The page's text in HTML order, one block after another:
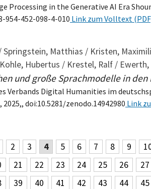
Processing in the Generative AI Era
954-452-098-4-010 Link zum Volltext
Springstein, Matthias / Kristen,
Hubertus / Krestel, Ralf / Ewerth,
und große Sprachmodelle in
Verbands Digital Humanities im
2025,, doi:10.5281/zenodo.14942980 Link
2 3 4 5 6 7 8 9
21 22 23 24 25 26 27
39 40 41 42 43 44 45